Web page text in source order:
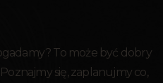
To może być dobry
się, zaplanujmy co,